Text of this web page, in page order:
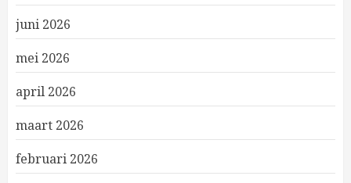
juni 2026
mei 2026
april 2026
maart 2026
februari 2026